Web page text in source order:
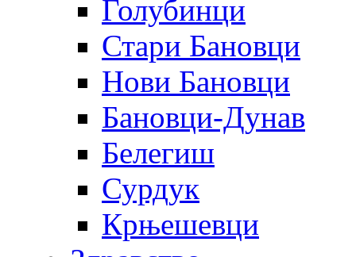
Голубинци
Стари Бановци
Нови Бановци
Бановци-Дунав
Белегиш
Сурдук
Крњешевци